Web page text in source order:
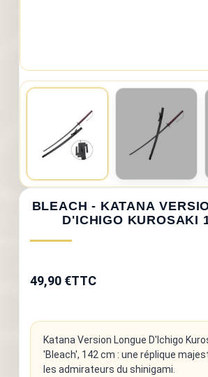
BLEACH - KATANA
D'ICHIGO KUROSAKI
49,90 €TTC
Katana Version Longue D'Ichigo
'Bleach', 142 cm : une réplique
les admirateurs du shinigami.